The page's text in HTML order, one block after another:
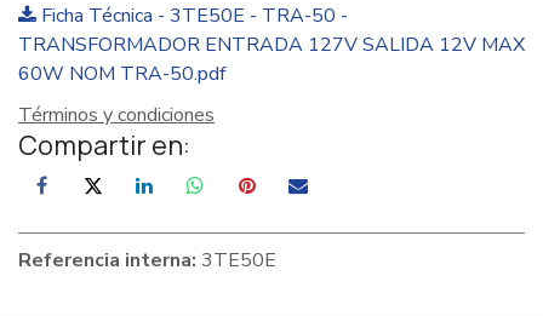
Ficha Técnica - 3TE50E - TRA-50 -
TRANSFORMADOR ENTRADA 127V SALIDA 12V MAX
60W NOM TRA-50.pdf
Términos y condiciones
Compartir en:
Referencia interna: 3TE50E